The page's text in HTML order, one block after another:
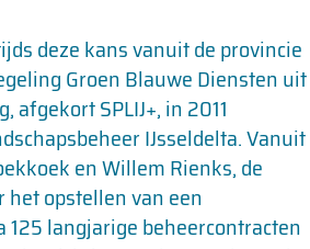
deze kans vanuit de provincie
Groen Blauwe Diensten uit
SPLIJ+, in 2011
IJsseldelta. Vanuit
en Willem Rienks, de
opstellen van een
langjarige beheercontracten